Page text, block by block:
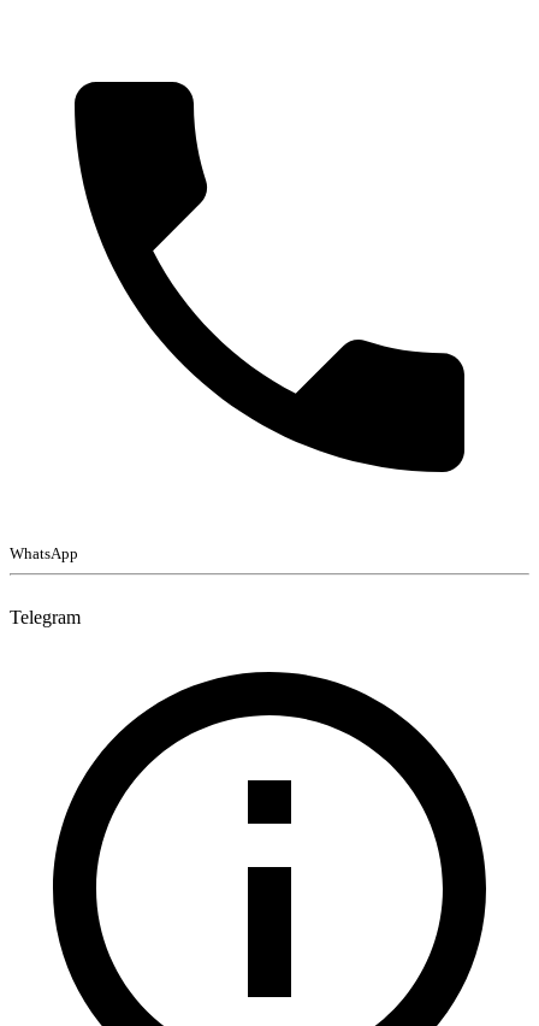
WhatsApp
Telegram